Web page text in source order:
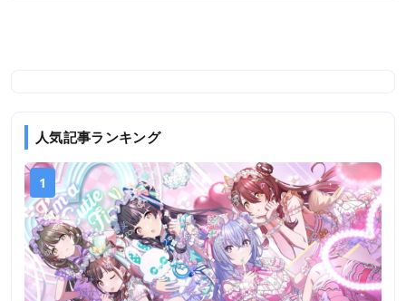
人気記事ランキング
1